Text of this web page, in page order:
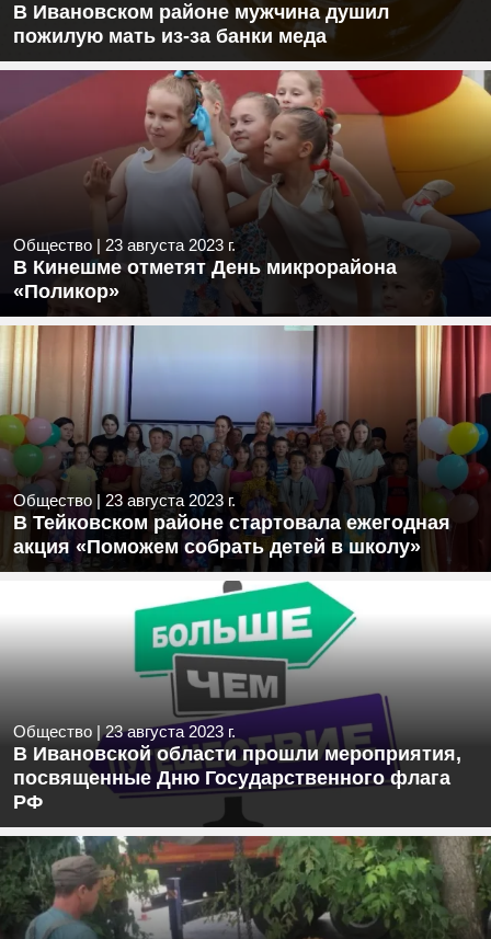
В Ивановском районе мужчина душил
пожилую мать из-за банки меда
Общество | 23 августа 2023 г.
В Кинешме отметят День микрорайона
«Поликор»
Общество | 23 августа 2023 г.
В Тейковском районе стартовала ежегодная
акция «Поможем собрать детей в школу»
Общество |23 августа 2023 г.
В Ивановской области прошли мероприятия,
посвященные Дню Государственного флага
РФ